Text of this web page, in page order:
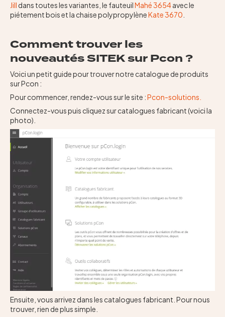
Jill dans toutes les variantes, le fauteuilMahé 3654avec le
piétement bois et la chaise polypropylèneKate 3670
Comment trouver les
nouveautés SITEK sur Pcon ?
Voici un petit guide pour trouver notre catalogue de produits
sur Pcon :
Pour commencer, rendez-vous sur le site :Pcon-solutions.
Connectez-vous puis cliquez sur catalogues fabricant (voici la
photo).
Ensuite, vous arrivez dans les catalogues fabricant. Pour nous
trouver, rien de plus simple.